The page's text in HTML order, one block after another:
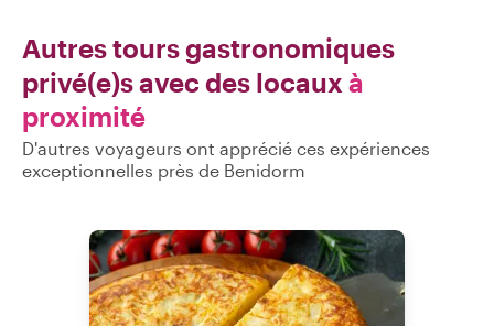
Autres tours gastronomiques
privé(e)s avec des locaux à
proximité
D'autres voyageurs ont apprécié ces expériences
exceptionnelles près de Benidorm